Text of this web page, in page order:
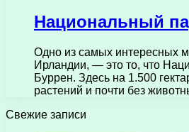
Национальный
Одно из самых интересных
Ирландии, — это то, что
Буррен. Здесь на 1.500
растений и почти без
Свежие записи